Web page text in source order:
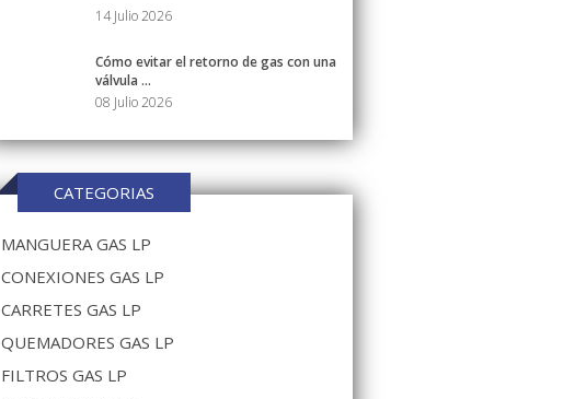
14 Julio 2026
Cómo evitar el retorno de gas con una
válvula ...
08 Julio 2026
CATEGORIAS
MANGUERA GAS LP
CONEXIONES GAS LP
CARRETES GAS LP
QUEMADORES GAS LP
FILTROS GAS LP